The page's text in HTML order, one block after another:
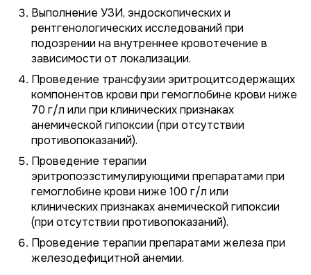
Выполнение УЗИ, эндоскопических и
рентгенологических исследований при
подозрении на внутреннее кровотечение в
зависимости от локализации.
Проведение трансфузии эритроцитсодержащих
компонентов крови при гемоглобине крови ниже
70 г/л или при клинических признаках
анемической гипоксии (при отсутствии
противопоказаний).
Проведение терапии
эритропоэзстимулирующими препаратами при
гемоглобине крови ниже 100 г/л или
клинических признаках анемической гипоксии
(при отсутствии противопоказаний).
Проведение терапии препаратами железа при
железодефицитной анемии.